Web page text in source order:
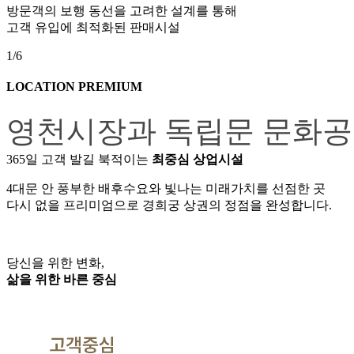
방문객의 보행 동선을 고려한 설계를 통해
고객 유입에 최적화된 판매시설
1/6
LOCATION PREMIUM
영천시장과 독립문 문화
365일 고객 발길 북적이는 최중심 상업시설
4대문 안 풍부한 배후수요와 빛나는 미래가치를 선점한 곳
다시 없을 프리미엄으로 경희궁 상권의 정점을 완성합니다.
당신을 위한 변화,
삶을 위한 바른 중심